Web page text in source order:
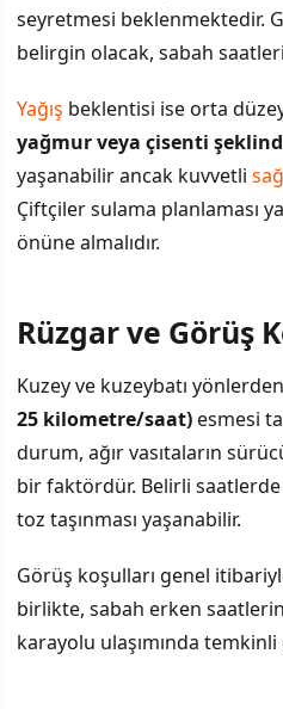
Hava Durumu Riski ve
seyretmesi beklenmektedir.
belirgin olacak, sabah
Yağış beklentisi ise orta
yağmur veya çisenti
yaşanabilir ancak kuvvetli
Çiftçiler sulama planlaması
önüne almalıdır.
Rüzgar ve Görüş
Kuzey ve kuzeybatı yönlerden
25 kilometre/saat)esmesi
durum, ağır vasıtaların
bir faktördür. Belirli
toz taşınması yaşanabilir.
Görüş koşulları genel
birlikte, sabah erken
karayolu ulaşımında temkinli